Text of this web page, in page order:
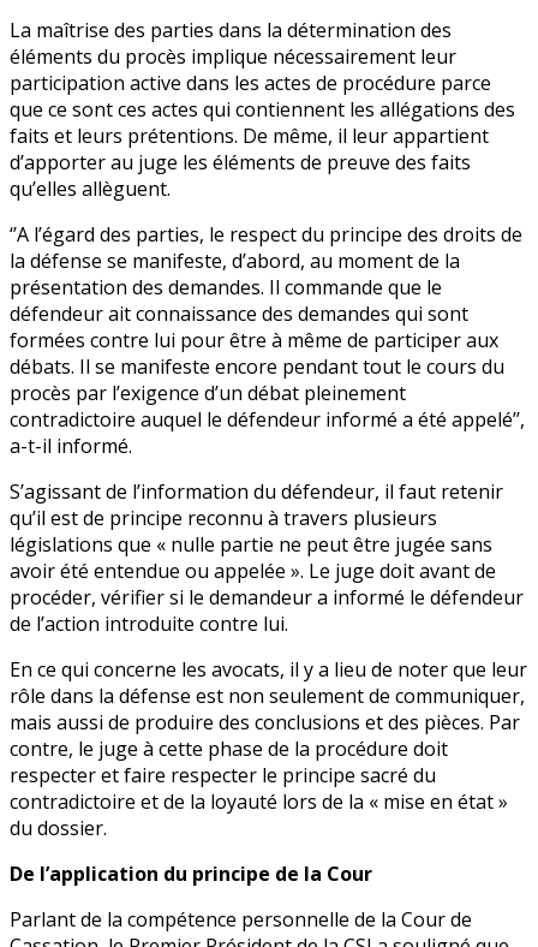
La maîtrise des parties dans la détermination des
éléments du procès implique nécessairement leur
participation active dans les actes de procédure parce
que ce sont ces actes qui contiennent les allégations des
faits et leurs prétentions. De même, il leur appartient
d’apporter au juge les éléments de preuve des faits
qu’elles allèguent.
‘’A l’égard des parties, le respect du principe des droits de
la défense se manifeste, d’abord, au moment de la
présentation des demandes. Il commande que le
défendeur ait connaissance des demandes qui sont
formées contre lui pour être à même de participer aux
débats. Il se manifeste encore pendant tout le cours du
procès par l’exigence d’un débat pleinement
contradictoire auquel le défendeur informé a été appelé’’,
a-t-il informé.
S’agissant de l’information du défendeur, il faut retenir
qu’il est de principe reconnu à travers plusieurs
législations que « nulle partie ne peut être jugée sans
avoir été entendue ou appelée ». Le juge doit avant de
procéder, vérifier si le demandeur a informé le défendeur
de l’action introduite contre lui.
En ce qui concerne les avocats, il y a lieu de noter que leur
rôle dans la défense est non seulement de communiquer,
mais aussi de produire des conclusions et des pièces. Par
contre, le juge à cette phase de la procédure doit
respecter et faire respecter le principe sacré du
contradictoire et de la loyauté lors de la « mise en état »
du dossier.
De l’application du principe de la Cour
Parlant de la compétence personnelle de la Cour de